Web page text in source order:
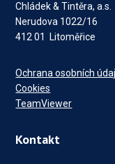
Chládek & Tintěra, a.s.
Nerudova 1022/16
412 01 Litoměřice
Ochrana osobních
Cookies
TeamViewer
Kontakt